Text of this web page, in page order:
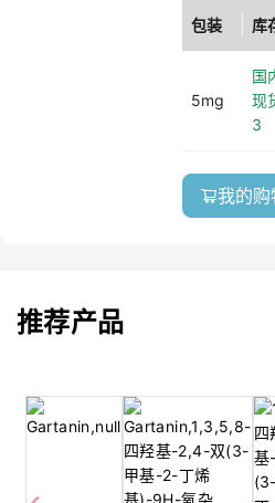
包装 库
5mg
国
现
3
我的购
推荐产品